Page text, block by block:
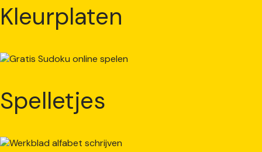
Kleurplaten
Spelletjes